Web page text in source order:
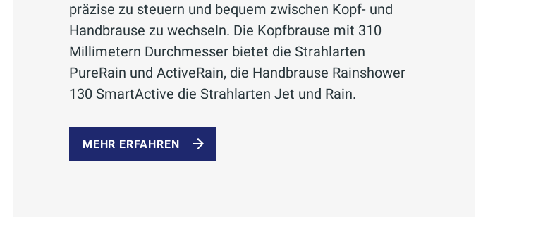
präzise zu steuern und bequem zwischen Kopf- und
Handbrause zu wechseln. Die Kopfbrause mit 310
Millimetern Durchmesser bietet die Strahlarten
PureRain und ActiveRain, die Handbrause Rainshower
130 SmartActive die Strahlarten Jet und Rain.
MEHR ERFAHREN